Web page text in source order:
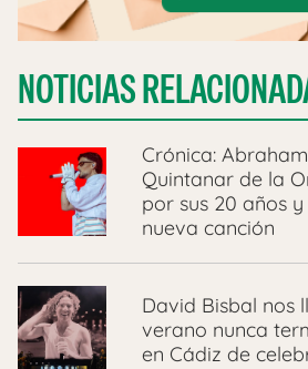
NOTICIAS
Crónica:
Quintanar de la
por sus 20 años
nueva canción
David Bisbal nos
verano nunca
en Cádiz de